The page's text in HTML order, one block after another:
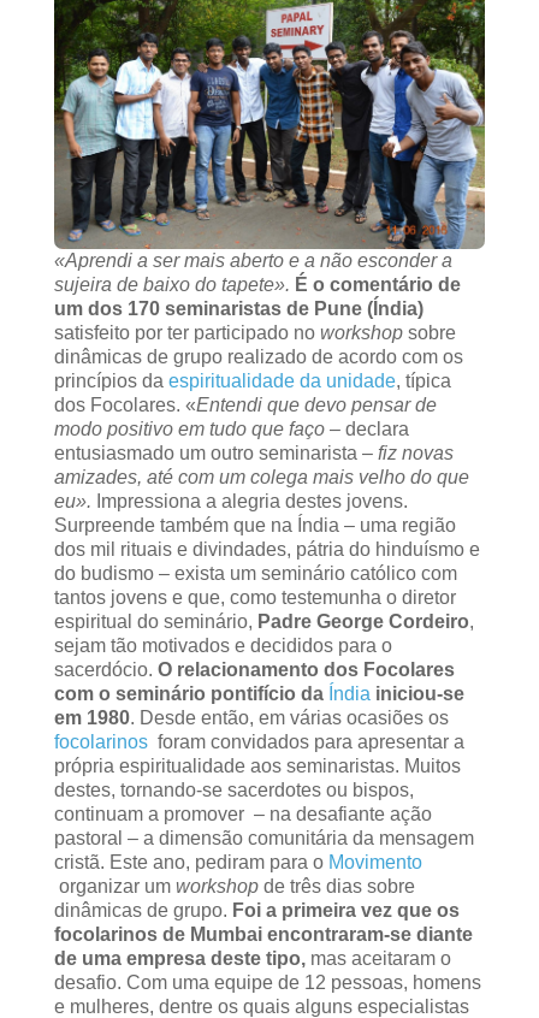
«Aprendi a ser mais aberto e a não esconder a
sujeira de baixo do tapete». É o comentário de
um dos 170 seminaristas de Pune (Índia)
satisfeito por ter participado no workshop sobre
dinâmicas de grupo realizado de acordo com os
princípios da espiritualidade da unidade, típica
dos Focolares. «Entendi que devo pensar de
modo positivo em tudo que faço – declara
entusiasmado um outro seminarista – fiz novas
amizades, até com um colega mais velho do que
eu». Impressiona a alegria destes jovens.
Surpreende também que na Índia – uma região
dos mil rituais e divindades, pátria do hinduísmo e
do budismo – exista um seminário católico com
tantos jovens e que, como testemunha o diretor
espiritual do seminário, Padre George Cordeiro,
sejam tão motivados e decididos para o
sacerdócio. O relacionamento dos Focolares
com o seminário pontifício da Índia iniciou-se
em 1980. Desde então, em várias ocasiões os
focolarinos foram convidados para apresentar a
própria espiritualidade aos seminaristas. Muitos
destes, tornando-se sacerdotes ou bispos,
continuam a promover – na desafiante ação
pastoral – a dimensão comunitária da mensagem
cristã. Este ano, pediram para o Movimento
organizar um workshopde três dias sobre
dinâmicas de grupo. Foi a primeira vez que os
focolarinos de Mumbai encontraram-se diante
de uma empresa deste tipo,mas aceitaram o
desafio. Com uma equipe de 12 pessoas, homens
e mulheres, dentre os quais alguns especialistas